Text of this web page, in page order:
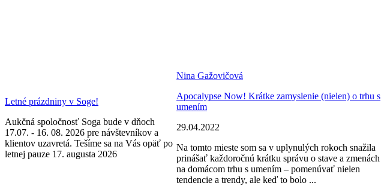
Letné prázdniny v Soge!
Aukčná spoločnosť Soga bude v dňoch
17.07. - 16. 08. 2026 pre návštevníkov a
klientov uzavretá. Tešíme sa na Vás opäť po
letnej pauze 17. augusta 2026
Nina Gažovičová
Apocalypse Now! Krátke zamyslenie (nielen) o trhu s
umením
29.04.2022
Na tomto mieste som sa v uplynulých rokoch snažila
prinášať každoročnú krátku správu o stave a zmenách
na domácom trhu s umením – pomenúvať nielen
tendencie a trendy, ale keď to bolo ...